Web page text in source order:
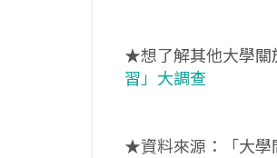
★想了解其他大學關
習」大調查
★資料來源：「大學